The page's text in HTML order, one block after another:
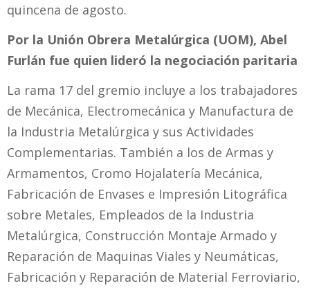
quincena de agosto.
Por la Unión Obrera Metalúrgica (UOM), Abel
Furlán fue quien lideró la negociación paritaria
La rama 17 del gremio incluye a los trabajadores
de Mecánica, Electromecánica y Manufactura de
la Industria Metalúrgica y sus Actividades
Complementarias. También a los de Armas y
Armamentos, Cromo Hojalatería Mecánica,
Fabricación de Envases e Impresión Litográfica
sobre Metales, Empleados de la Industria
Metalúrgica, Construcción Montaje Armado y
Reparación de Maquinas Viales y Neumáticas,
Fabricación y Reparación de Material Ferroviario,